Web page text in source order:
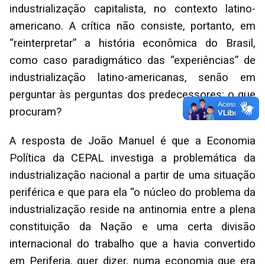
industrialização capitalista, no contexto latino-
americano. A crítica não consiste, portanto, em
“reinterpretar” a história econômica do Brasil,
como caso paradigmático das “experiências” de
industrialização latino-americanas, senão em
perguntar às perguntas dos predecessores: o que
procuram?
A resposta de João Manuel é que a Economia
Política da CEPAL investiga a problemática da
industrialização nacional a partir de uma situação
periférica e que para ela “o núcleo do problema da
industrialização reside na antinomia entre a plena
constituição da Nação e uma certa divisão
internacional do trabalho que a havia convertido
em Periferia, quer dizer, numa economia que era